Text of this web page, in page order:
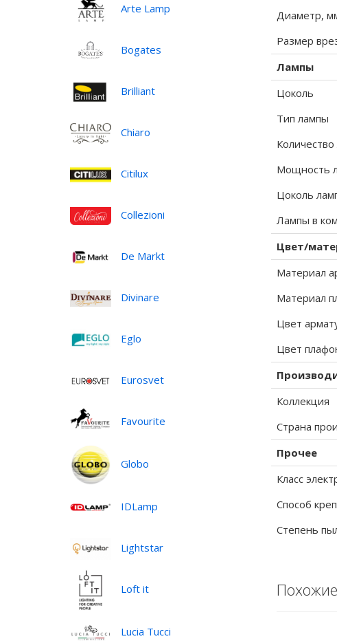
Arte Lamp
Bogates
Brilliant
Chiaro
Citilux
Collezioni
De Markt
Divinare
Eglo
Eurosvet
Favourite
Globo
IDLamp
Lightstar
Loft it
Lucia Tucci
Диаметр,
Размер
Лампы
Цоколь
Тип лампы
Количество
Мощность
Цоколь
Лампы в
Цвет/
Материал
Материал
Цвет
Цвет
Коллекция
Страна
Прочее
Класс
Способ
Степень